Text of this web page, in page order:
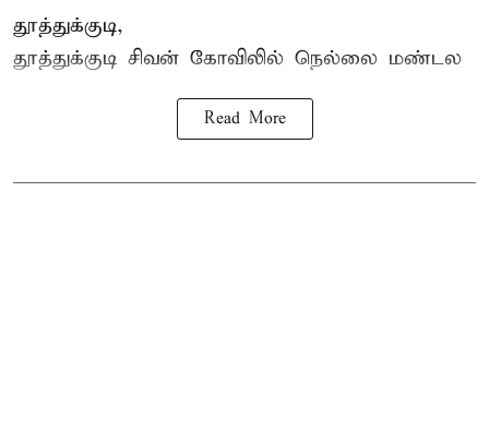
தூத்துக்குடி,
தூத்துக்குடி சிவன் கோவிலில் நெல்லை மண்டல
Read More